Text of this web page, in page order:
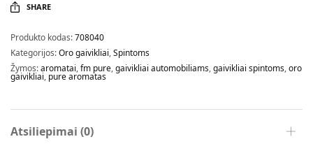
SHARE
Produkto kodas:708040
Kategorijos:Oro gaivikliai,Spintoms
Žymos:aromatai,fm pure,gaivikliai automobiliams,gaivikliai spintoms,oro
gaivikliai, pure aromatas
Atsiliepimai (0)